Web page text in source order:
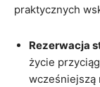
praktycznych
Rezerwacja
życie
wcześniejszą